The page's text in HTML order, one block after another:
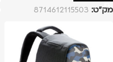
מק”ט: 8714612115503